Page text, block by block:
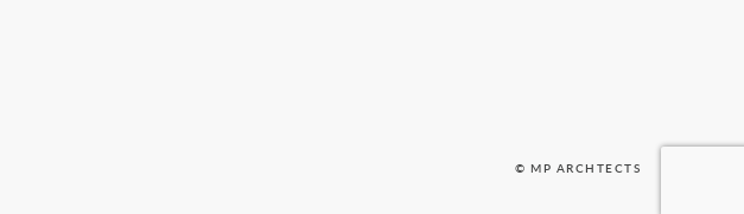
© MP ARCHTECTS